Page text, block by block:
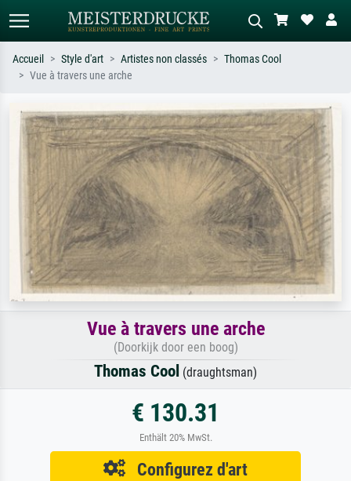
Recherchez par artiste, titre ou style –
ex. Monet, Nuit étoilée,
impressionnisme, vague de Hokusai,
nu.
Décrivez la scène – ex. prairie verte,
abstrait avec beaucoup de rouge,
tableau sombre, nu debout près d'un
arbre.
Accueil Style d'art Artistes non classés
Thomas Cool
Vue à travers une arche
Vue à travers une arche
(Doorkijk door een boog)
Thomas Cool (draughtsman)
€ 130.31
Enthält 20% MwSt.
Configurez d'art